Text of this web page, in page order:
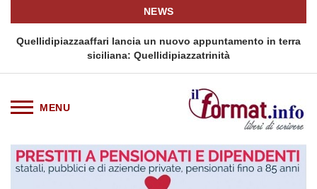
NEWS
Quellidipiazzaaffari lancia un nuovo appuntamento in terra
siciliana: Quellidipiazzatrinità